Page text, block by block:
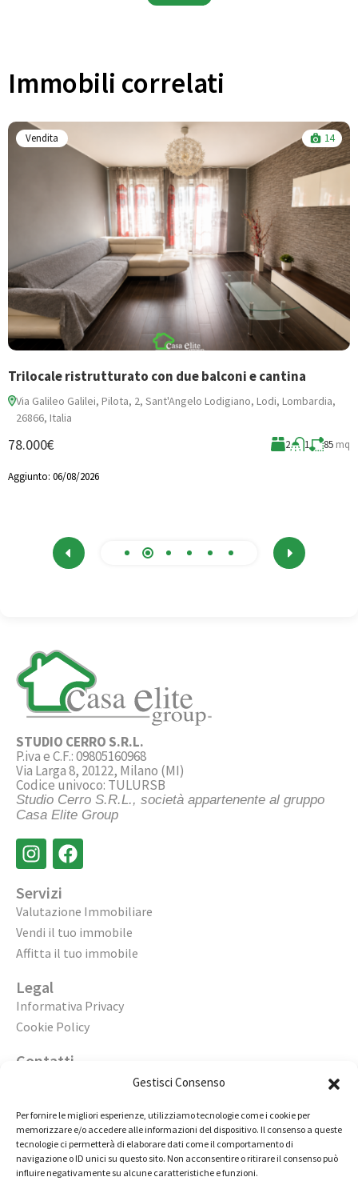
Gestisci Consenso
Per fornire le migliori esperienze, utilizziamo tecnologie come i cookie per
memorizzare e/o accedere alle informazioni del dispositivo. Il consenso a queste
tecnologie ci permetterà di elaborare dati come il comportamento di
navigazione o ID unici su questo sito. Non acconsentire o ritirare il consenso può
influire negativamente su alcune caratteristiche e funzioni.
Immobili correlati​
Vendita 14
Trilocale ristrutturato con due balconi e cantina
Via Galileo Galilei, Pilota, 2, Sant'Angelo Lodigiano, Lodi, Lombardia,
26866, Italia
78.000€ 2 1 85 mq
Aggiunto: 06/08/2026
STUDIO CERRO S.R.L.
P.iva e C.F.: 09805160968
Via Larga 8, 20122, Milano (MI)
Codice univoco: TULURSB
Studio Cerro S.R.L., società appartenente al gruppo
Casa Elite Group
Servizi
Valutazione Immobiliare
Vendi il tuo immobile
Affitta il tuo immobile
Legal
Informativa Privacy
Cookie Policy
Contatti
02 98236472
info@immobiliarecasaelite.it